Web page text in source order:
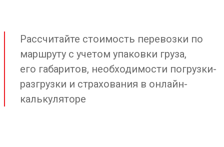
Рассчитайте стоимость перевозки по
маршруту с учетом упаковки груза,
его габаритов, необходимости погрузки-
разгрузки и страхования в онлайн-
калькуляторе